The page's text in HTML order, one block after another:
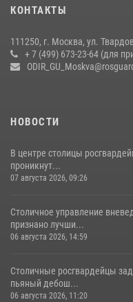
КОНТАКТЫ
111250, г. Москва, ул.
+ 7 (499) 673-23-64 (для
НОВОСТИ
В центре столицы
проникнут...
07 августа 2026, 09:26
Столичное управление
признано лучши...
06 августа 2026, 14:59
Столичные росгвардейцы
пьяный дебош...
06 августа 2026, 11:20